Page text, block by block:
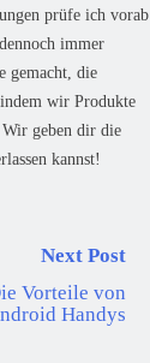
prüfe ich vorab
immer
gemacht, die
wir Produkte
geben dir die
kannst!
Next Post
Vorteile von
Handys